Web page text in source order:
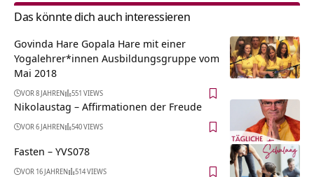
Das könnte dich auch interessieren
Govinda Hare Gopala Hare mit einer
Yogalehrer*innen Ausbildungsgruppe vom
Mai 2018
VOR 8 JAHREN 551 VIEWS
Nikolaustag – Affirmationen der Freude
VOR 6 JAHREN 540 VIEWS
Fasten – YVS078
VOR 16 JAHREN 514 VIEWS